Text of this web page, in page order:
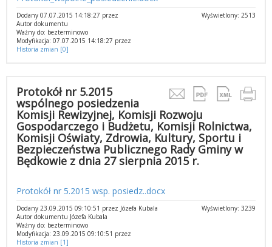
Wyświetlony: 2513
Dodany 07.07.2015 14:18:27 przez
Autor dokumentu
Ważny do: bezterminowo
Modyfikacja: 07.07.2015 14:18:27 przez
Historia zmian [0]
Protokół nr 5.2015
wspólnego posiedzenia
Komisji Rewizyjnej, Komisji Rozwoju
Gospodarczego i Budżetu, Komisji Rolnictwa,
Komisji Oświaty, Zdrowia, Kultury, Sportu i
Bezpieczeństwa Publicznego Rady Gminy w
Będkowie z dnia 27 sierpnia 2015 r.
Protokół nr 5.2015 wsp. posiedz..docx
Wyświetlony: 3239
Dodany 23.09.2015 09:10:51 przez Józefa Kubala
Autor dokumentu Józefa Kubala
Ważny do: bezterminowo
Modyfikacja: 23.09.2015 09:10:51 przez
Historia zmian [1]